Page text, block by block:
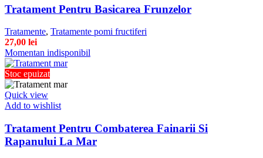
Tratament Pentru Basicarea Frunzelor
Tratamente, Tratamente pomi fructiferi
27,00 lei
Momentan indisponibil
Stoc epuizat
Quick view
Add to wishlist
Tratament Pentru Combaterea Fainarii Si
Rapanului La Mar